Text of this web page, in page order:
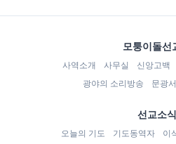
모퉁이돌선
사역소개 사무실 신앙고백
광야의 소리방송
문광
선교소식
오늘의 기도 기도동역자 이